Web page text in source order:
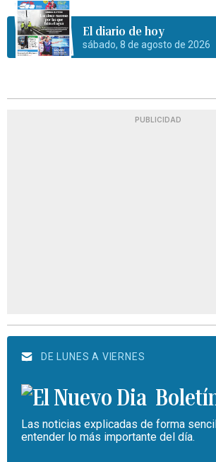
El diario de hoy
sábado, 8 de agosto de 2026
PUBLICIDAD
DE LUNES A VIERNES
Las noticias explicadas de forma
entender lo más importante del día.